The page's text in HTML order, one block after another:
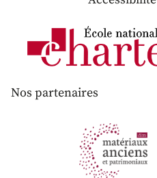
Nos partenaires